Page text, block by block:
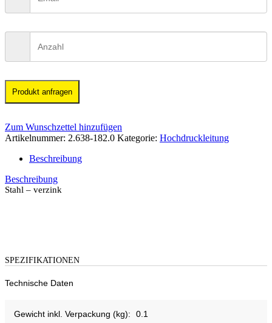
Produkt anfragen
Zum Wunschzettel hinzufügen
Artikelnummer: 2.638-182.0 Kategorie: Hochdruckleitung
Beschreibung
Beschreibung
Stahl – verzink
SPEZIFIKATIONEN
Technische Daten
Gewicht inkl. Verpackung (kg): 0.1